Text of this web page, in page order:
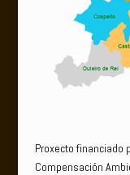
Proxecto financiado
Compensación